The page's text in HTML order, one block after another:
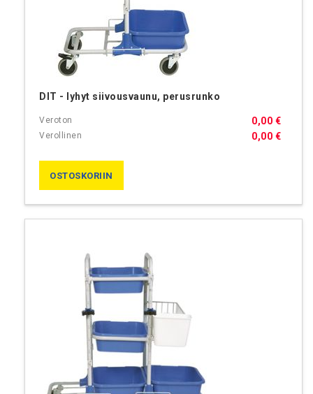
DIT - lyhyt siivousvaunu, perusrunko
0,00 €
0,00 €
OSTOSKORIIN